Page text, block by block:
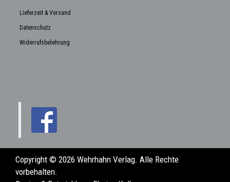
Lieferzeit & Versand
Datenschutz
Widerrufsbelehrung
Copyright © 2026 Wehrhahn Verlag. Alle Rechte
vorbehalten.